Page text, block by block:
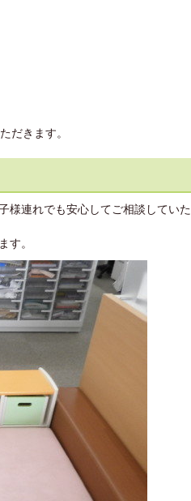
だきます。
様連れでも安心してご相談していた
す。